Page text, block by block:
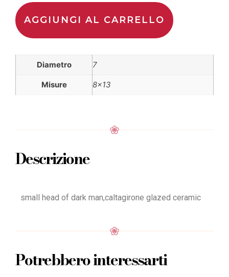
AGGIUNGI AL CARRELLO
Diametro 7
Misure 8×13
Descrizione
small head of dark man,caltagirone glazed ceramic
Potrebbero interessarti